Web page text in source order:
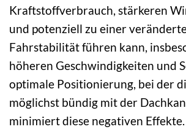
Kraftstoffverbrauch, stärkeren
und potenziell zu einer
Fahrstabilität führen kann,
höheren Geschwindigkeiten und
optimale Positionierung, bei der
möglichst bündig mit der
minimiert diese negativen Effekte.